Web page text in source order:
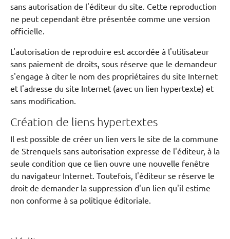
sans autorisation de l'éditeur du site. Cette reproduction
ne peut cependant être présentée comme une version
officielle.
L'autorisation de reproduire est accordée à l'utilisateur
sans paiement de droits, sous réserve que le demandeur
s'engage à citer le nom des propriétaires du site Internet
et l'adresse du site Internet (avec un lien hypertexte) et
sans modification.
Création de liens hypertextes
Il est possible de créer un lien vers le site de la commune
de Strenquels sans autorisation expresse de l'éditeur, à la
seule condition que ce lien ouvre une nouvelle fenêtre
du navigateur Internet. Toutefois, l'éditeur se réserve le
droit de demander la suppression d'un lien qu'il estime
non conforme à sa politique éditoriale.